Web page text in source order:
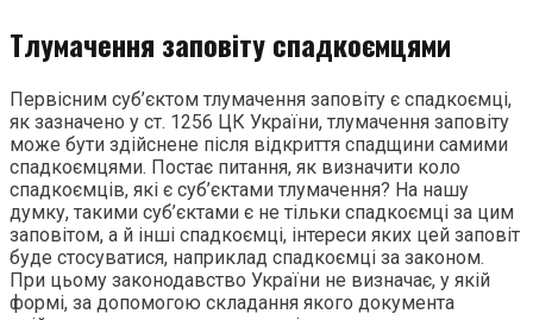
Тлумачення заповіту спадкоємцями
Первісним суб’єктом тлумачення заповіту є спадкоємці,
як зазначено у ст. 1256 ЦК України, тлумачення заповіту
може бути здійснене після відкриття спадщини самими
спадкоємцями. Постає питання, як визначити коло
спадкоємців, які є суб’єктами тлумачення? На нашу
думку, такими суб’єктами є не тільки спадкоємці за цим
заповітом, а й інші спадкоємці, інтереси яких цей заповіт
буде стосуватися, наприклад спадкоємці за законом.
При цьому законодавство України не визначає, у якій
формі, за допомогою складання якого документа